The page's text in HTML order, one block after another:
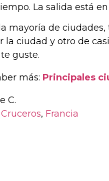
La salida está
mayoría de
la ciudad y otro de
guste.
más: Principales
C.
Cruceros, Francia